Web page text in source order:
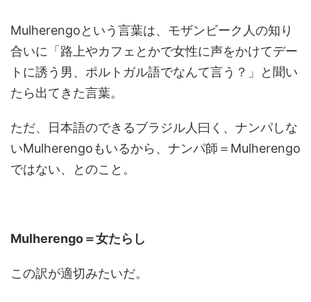
Mulherengoという言葉は、モザンビーク人の知り
合いに「路上やカフェとかで女性に声をかけてデー
トに誘う男、ポルトガル語でなんて言う？」と聞い
たら出てきた言葉。
ただ、日本語のできるブラジル人曰く、ナンパしな
いMulherengoもいるから、ナンパ師＝Mulherengo
ではない、とのこと。
Mulherengo＝女たらし
この訳が適切みたいだ。